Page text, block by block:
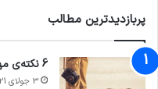
پربازدیدترین مطالب
6 نکته‌ی مهم برای گرفتن عکس‌های جذاب‌تر در سفر
3 جولای 2021